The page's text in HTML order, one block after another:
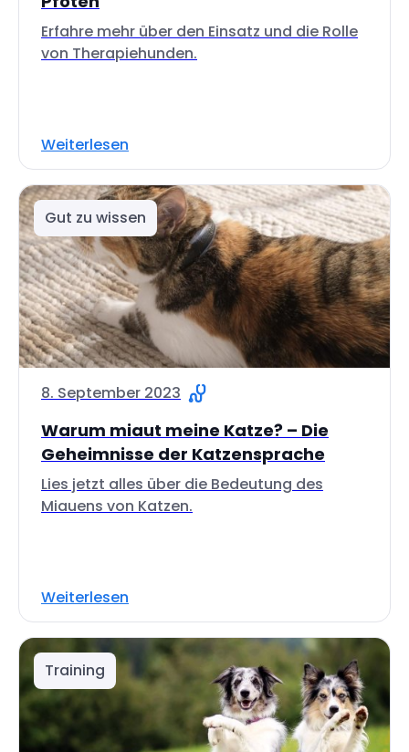
Erfahre mehr über den Einsatz und die Rolle
von Therapiehunden.
Weiterlesen
Gut zu wissen
8. September 2023
Warum miaut meine Katze? – Die
Geheimnisse der Katzensprache
Lies jetzt alles über die Bedeutung des
Miauens von Katzen.
Weiterlesen
Training